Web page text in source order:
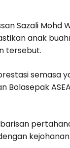
Sazali
anak
tersebut.
semasa
Bolasepak
kejohanan